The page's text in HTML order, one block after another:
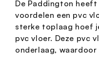
De Paddington
voordelen een pvc
sterke toplaag hoef
pvc vloer. Deze pvc
onderlaag,